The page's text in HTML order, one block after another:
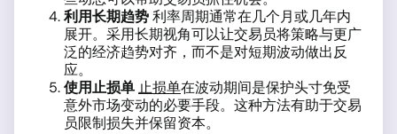
利用长期趋势利率周期通常在几个月或几年内
展开。采用长期视角可以让交易员将策略与更广
泛的经济趋势对齐，而不是对短期波动做出反
应。
使用止损单止损单在波动期间是保护头寸免受
意外市场变动的必要手段。这种方法有助于交易
员限制损失并保留资本。